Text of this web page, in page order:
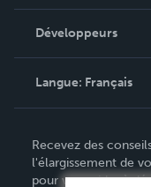
Podcast
Recherche de
Base de
Contacter le service
Développeurs
Langue: Français
Deutsch
Recevez des
l'élargissement de
pour vous aider à